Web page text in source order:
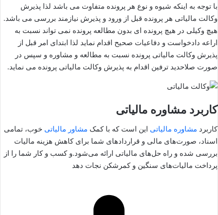
با توجه به اینکه شیوه و نوع هر پرونده متفاوت می باشد لذا پذیرش
وکالت مالیاتی هر پرونده قبل از ورود و پذیرش نیازمند بررسی می باشد.
هیچ وکیلی در هیچ پرونده ای بدون مطالعه پرونده نمی تواند نسبت به
اراعه دادخواست و دفاعیات صحیح اقدام نماید لذا ابتدای امر قبل از
پذیرش وکالت مالیاتی پرونده نسبت به مطالعه و مشاوره و سپس در
صورت صلاحدید ترفین اقدام به پذیرش وکالت مالیاتی پرونده می نماید.
کاربرد مشاوره مالیاتی
کاربرد مشاوره مالیاتی این است که با کمک مشاور مالیاتی خوب، تمامی
اسناد، صورت‌های مالی و قراردادهای شما برای کاهش هزینه مالیات
بررسی شده و راه حل‌های مالیاتی ارائه می‌شود.و کسب و کار شما را از
پرداخت مالیات‌های سنگین و کمرشکن نجات دهد